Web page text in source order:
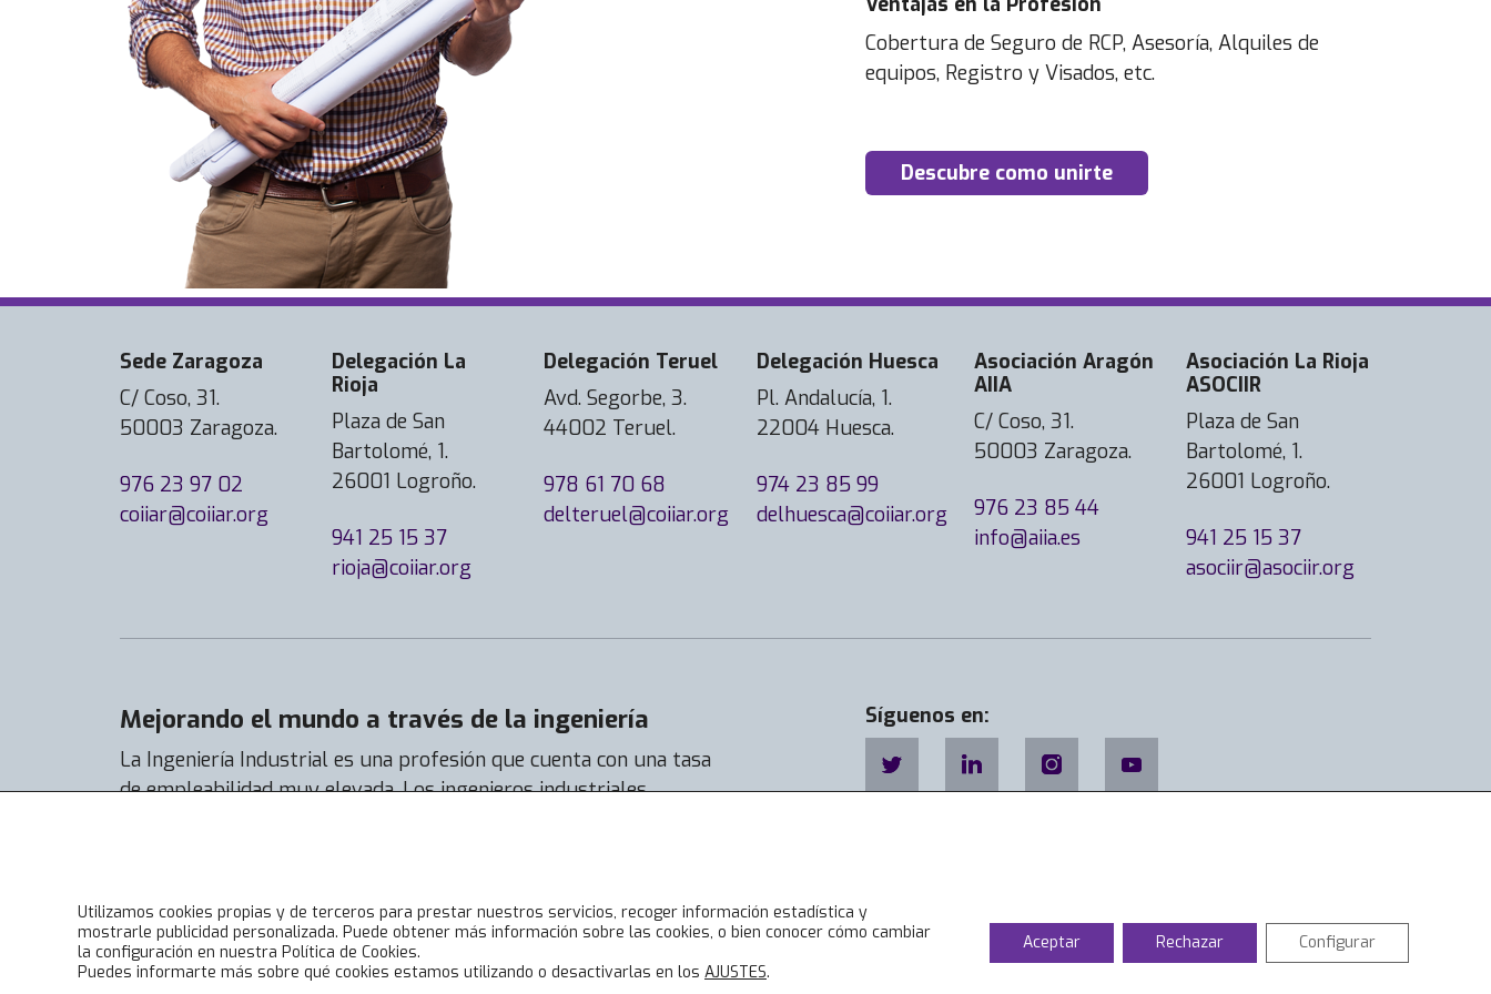
Cobertura de Seguro de RCP, Asesoría, Alquiles de
equipos, Registro y Visados, etc.
Descubre como unirte
Sede Zaragoza
C/ Coso, 31.
50003 Zaragoza.
976 23 97 02
coiiar@coiiar.org
Delegación La
Rioja
Plaza de San
Bartolomé, 1.
26001 Logroño.
941 25 15 37
rioja@coiiar.org
Delegación Teruel
Avd. Segorbe, 3.
44002 Teruel.
978 61 70 68
delteruel@coiiar.org
Delegación Huesca
Pl. Andalucía, 1.
22004 Huesca.
974 23 85 99
delhuesca@coiiar.org
Asociación Aragón
AIIA
C/ Coso, 31.
50003 Zaragoza.
976 23 85 44
info@aiia.es
Asociación La Rioja
ASOCIIR
Plaza de San
Bartolomé, 1.
26001 Logroño.
941 25 15 37
asociir@asociir.org
Mejorando el mundo a través de la ingeniería
La Ingeniería Industrial es una profesión que cuenta con una tasa
de empleabilidad muy elevada. Los ingenieros industriales
Síguenos en:
Utilizamos cookies propias y de terceros para prestar nuestros servicios, recoger información estadística y
mostrarle publicidad personalizada. Puede obtener más información sobre las cookies, o bien conocer cómo cambiar
la configuración en nuestra Política de Cookies.
Puedes informarte más sobre qué cookies estamos utilizando o desactivarlas en los AJUSTES.
Aceptar Rechazar Configurar